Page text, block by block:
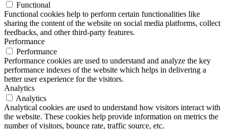
Functional
Functional cookies help to perform certain functionalities like
sharing the content of the website on social media platforms, collect
feedbacks, and other third-party features.
Performance
Performance
Performance cookies are used to understand and analyze the key
performance indexes of the website which helps in delivering a
better user experience for the visitors.
Analytics
Analytics
Analytical cookies are used to understand how visitors interact with
the website. These cookies help provide information on metrics the
number of visitors, bounce rate, traffic source, etc.